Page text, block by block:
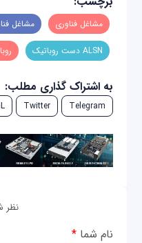
مشاغل فناوری مشاغل
ALSN دست روباتیک
به اشتراک گذاری مطلب:
Telegram
Twitter
نظر
نام شما*